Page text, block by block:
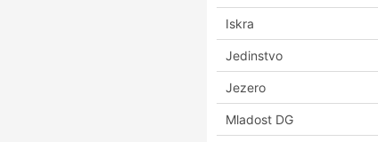
Iskra
Jedinstvo
Jezero
Mladost DG